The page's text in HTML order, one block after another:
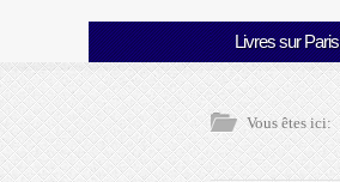
Livres sur Paris
Vous êtes ici: